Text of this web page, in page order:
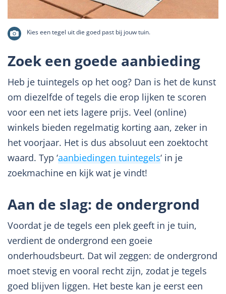
Kies een tegel uit die goed past bij jouw tuin.
Zoek een goede aanbieding
Heb je tuintegels op het oog? Dan is het de kunst
om diezelfde of tegels die erop lijken te scoren
voor een net iets lagere prijs. Veel (online)
winkels bieden regelmatig korting aan, zeker in
het voorjaar. Het is dus absoluut een zoektocht
waard. Typ ‘aanbiedingen tuintegels‘ in je
zoekmachine en kijk wat je vindt!
Aan de slag: de ondergrond
Voordat je de tegels een plek geeft in je tuin,
verdient de ondergrond een goeie
onderhoudsbeurt. Dat wil zeggen: de ondergrond
moet stevig en vooral recht zijn, zodat je tegels
goed blijven liggen. Het beste kan je eerst een